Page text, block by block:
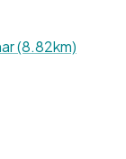
(8.82km)